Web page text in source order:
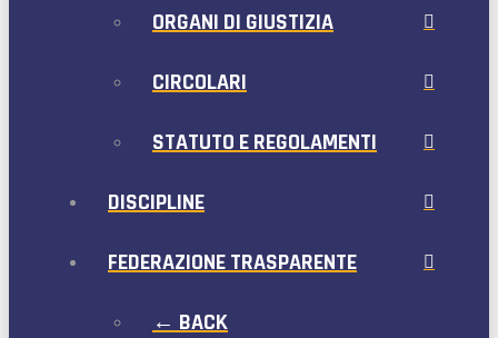
ORGANI DI GIUSTIZIA
CIRCOLARI
STATUTO E REGOLAMENTI
DISCIPLINE
FEDERAZIONE TRASPARENTE
← BACK